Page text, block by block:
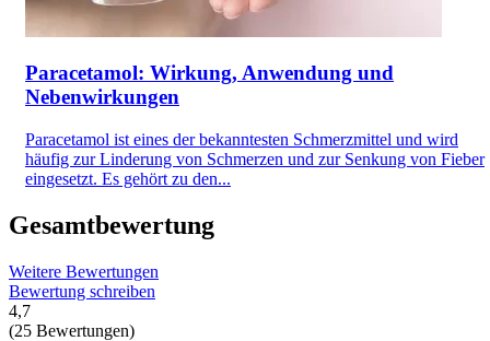
Paracetamol: Wirkung, Anwendung und
Nebenwirkungen
Paracetamol ist eines der bekanntesten Schmerzmittel und wird
häufig zur Linderung von Schmerzen und zur Senkung von Fieber
eingesetzt. Es gehört zu den...
Gesamtbewertung
Weitere Bewertungen
Bewertung schreiben
4,7
(25 Bewertungen)